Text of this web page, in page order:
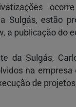
Sulgás, estão
a publicação do
da Sulgás,
na
de